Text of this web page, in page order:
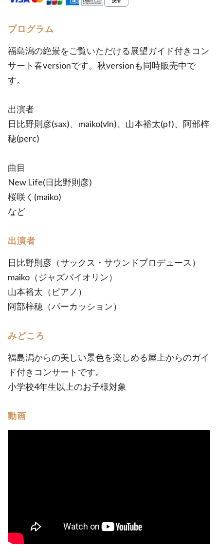
プログラム
福島潟の絶景をご覧いただける展望ガイド付きコン
サート春versionです。秋versionも同時販売中で
す。
出演者
日比野則彦(sax)、maiko(vln)、山本裕太(pf)、阿部梓
穂(perc)
曲目
New Life(日比野則彦)
桜咲く(maiko)
など
出演者
日比野則彦（サックス・サウンドプロデュース）
maiko（ジャズバイオリン）
山本裕太（ピアノ）
阿部梓穂（パーカッション）
みどころ
福島潟からの美しい景色を楽しめる屋上からのガイ
ド付きコンサートです。
小学校4年生以上のお子様対象
動画